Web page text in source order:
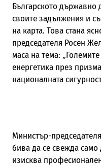
Българското държавно
своите задължения и
на карта. Това стана
председателя Росен
маса на тема:
енергетика през
националната
Министър-
бива да се свежда
изисква